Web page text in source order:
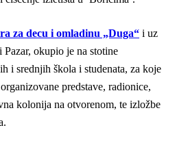
za decu i omladinu „Duga“ i uz
okupio je na stotine
i srednjih škola i studenata, za koje
predstave, radionice,
kolonija na otvorenom, te izložbe